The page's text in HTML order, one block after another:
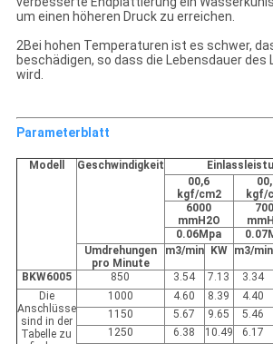
um einen höheren Druck zu erreichen.
2Bei hohen Temperaturen ist es schwer,
beschädigen, so dass die Lebensdauer des
wird.
Parameterblatt
Modell Geschwindigkeit
00,6
kgf/cm2
kgf/
6000
mmH 2O
mmH
0.06Mpa
Umdrehungen
pro Minute
m3/min KW m3/min
BKW6005 850 3.54 7.13 3.34
Die
Anschlüsse
sind in der
Tabelle zu
1000 4.60 8.39 4.40
1150
5.67 9.65 5.46
1250
6.38 10.49 6.17